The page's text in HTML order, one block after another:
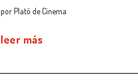
porPlató de Cinema
leer más